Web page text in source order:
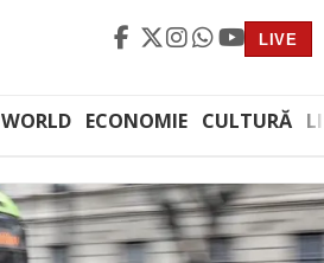
LIVE
WORLD ECONOMIE CULTURĂ